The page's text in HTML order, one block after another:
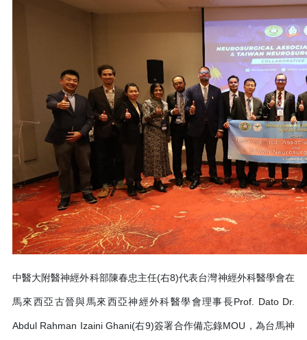
中醫大附醫神經外科部陳春忠主任(右8)代表台灣神經外科醫學會在
馬來西亞古晉與馬來西亞神經外科醫學會理事長Prof. Dato Dr.
Abdul Rahman Izaini Ghani(右9)簽署合作備忘錄MOU，為台馬神